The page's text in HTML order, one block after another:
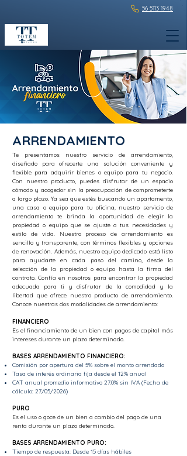
56 5113 1948
ARRENDAMIENTO
Te presentamos nuestro servicio de arrendamiento,
diseñado para ofrecerte una solución conveniente y
flexible para adquirir bienes o equipo para tu negocio.
Con nuestro producto, puedes disfrutar de un espacio
cómodo y acogedor sin la preocupación de comprometerte
a largo plazo. Ya sea que estés buscando un apartamento,
una casa o equipo para tu oficina, nuestro servicio de
arrendamiento te brinda la oportunidad de elegir la
propiedad o equipo que se ajuste a tus necesidades y
estilo de vida. Nuestro proceso de arrendamiento es
sencillo y transparente, con términos flexibles y opciones
de renovación. Además, nuestro equipo dedicado está listo
para ayudarte en cada paso del camino, desde la
selección de la propiedad o equipo hasta la firma del
contrato. Confía en nosotros para encontrar la propiedad
adecuada para ti y disfrutar de la comodidad y la
libertad que ofrece nuestro producto de arrendamiento.
Conoce nuestras dos modalidades de arrendamiento:
FINANCIERO
Es el financiamiento de un bien con pagos de capital más
intereses durante un plazo determinado.
BASES ARRENDAMIENTO FINANCIERO:
Comisión por apertura del 5% sobre el monto arrendado
Tasa de interés ordinaria fija desde el 12% anual
CAT anual promedio informativo 27.0% sin IVA (Fecha de
cálculo: 27/05/2026)
PURO
Es el uso o goce de un bien a cambio del pago de una
renta durante un plazo determinado.
BASES ARRENDAMIENTO PURO:
Tiempo de respuesta: Desde 15 días hábiles